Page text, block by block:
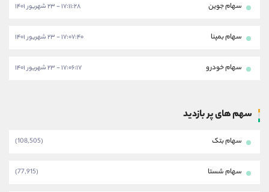
سهام جوین ۱۷:۱۱:۲۸ - ۲۳ شهریور ۱۴۰۱
سهام بمپنا ۱۷:۰۷:۴۰ - ۲۳ شهریور ۱۴۰۱
سهام خودرو ۱۷:۰۶:۱۷ - ۲۳ شهریور ۱۴۰۱
سهم های پر بازدید
سهام بتک (108,505)
سهام شستا (77,915)